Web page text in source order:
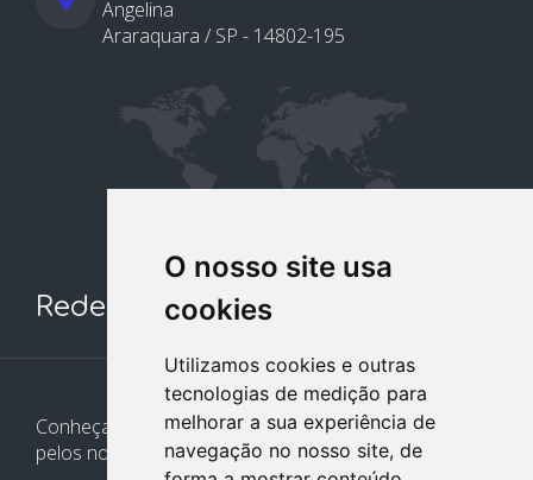
O nosso site usa
cookies
Utilizamos cookies e outras
tecnologias de medição para
melhorar a sua experiência de
navegação no nosso site, de
Angelina
Araraquara / SP - 14802-195
Redes Sociais
Conheça e siga nossos canais. Interaja, fale conosco
pelos nossos perfis e saiba de todas as novidades.